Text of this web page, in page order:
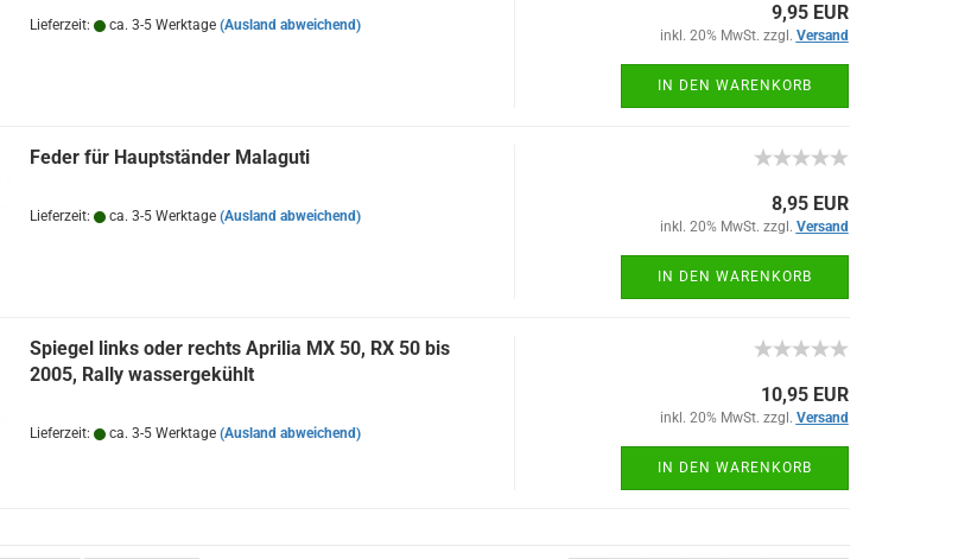
Lieferzeit: ca. 3-5 Werktage (Ausland abweichend)
9,95 EUR
inkl. 20% MwSt. zzgl. Versand
IN DEN WARENKORB
Feder für Hauptständer Malaguti
Lieferzeit: ca. 3-5 Werktage (Ausland abweichend)
8,95 EUR
inkl. 20% MwSt. zzgl. Versand
IN DEN WARENKORB
Spiegel links oder rechts Aprilia MX 50, RX 50 bis
2005, Rally wassergekühlt
Lieferzeit: ca. 3-5 Werktage (Ausland abweichend)
10,95 EUR
inkl. 20% MwSt. zzgl. Versand
IN DEN WARENKORB